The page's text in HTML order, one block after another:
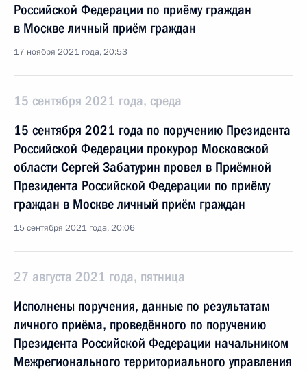
Российской Федерации по приёму граждан
в Москве личный приём граждан
17 ноября 2021 года, 20:53
15 сентября 2021 года, среда
15 сентября 2021 года по поручению Президента
Российской Федерации прокурор Московской
области Сергей Забатурин провел в Приёмной
Президента Российской Федерации по приёму
граждан в Москве личный приём граждан
15 сентября 2021 года, 20:06
27 августа 2021 года, пятница
Исполнены поручения, данные по результатам
личного приёма, проведённого по поручению
Президента Российской Федерации начальником
Межрегионального территориального управления